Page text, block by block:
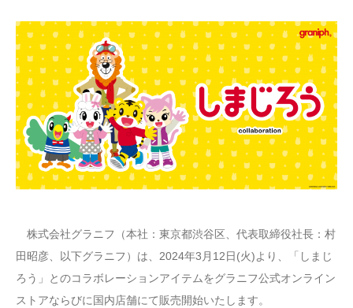
株式会社グラニフ（本社：東京都渋谷区、代表取締役社長：村
田昭彦、以下グラニフ）は、2024年3月12日(火)より、「しまじ
ろう」とのコラボレーションアイテムをグラニフ公式オンライン
ストアならびに国内店舗にて販売開始いたします。